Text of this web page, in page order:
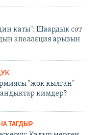
каты": Шаардык сот
апелляция арызын
"жок кылган"
кимдер?
ТАГДЫР